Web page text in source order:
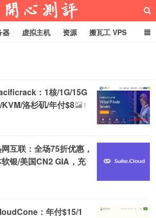
器 虚拟主机 资源 搬瓦工 VPS
：1核/1G/15G
洛杉矶/年付$8
1
互联：全场75折优惠，
银/美国CN2 GIA，充
：年付$15/1